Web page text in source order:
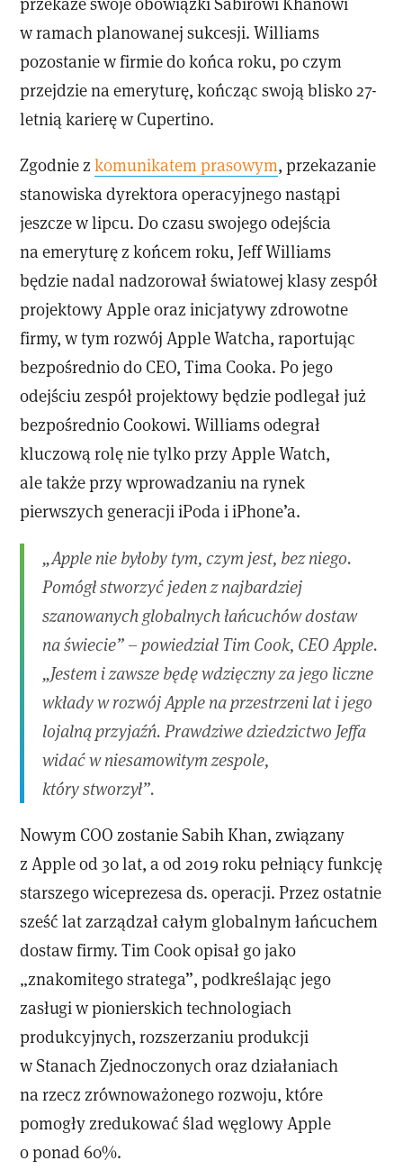
w ramach planowanej sukcesji. Williams
pozostanie w firmie do końca roku, po czym
przejdzie na emeryturę, kończąc swoją blisko 27-
letnią karierę w Cupertino.
Zgodnie zkomunikatem prasowym, przekazanie
stanowiska dyrektora operacyjnego nastąpi
jeszcze w lipcu. Do czasu swojego odejścia
na emeryturę z końcem roku, Jeff Williams
będzie nadal nadzorował światowej klasy zespół
projektowy Apple oraz inicjatywy zdrowotne
firmy, w tym rozwój Apple Watcha, raportując
bezpośrednio do CEO, Tima Cooka. Po jego
odejściu zespół projektowy będzie podlegał już
bezpośrednio Cookowi. Williams odegrał
kluczową rolę nie tylko przy Apple Watch,
ale także przy wprowadzaniu na rynek
pierwszych generacji iPoda i iPhone’a.
„Apple nie byłoby tym, czym jest, bez niego.
Pomógł stworzyć jeden z najbardziej
szanowanych globalnych łańcuchów dostaw
na świecie” – powiedział Tim Cook, CEO Apple.
„Jestem i zawsze będę wdzięczny za jego liczne
wkłady w rozwój Apple na przestrzeni lat i jego
lojalną przyjaźń. Prawdziwe dziedzictwo Jeffa
widać w niesamowitym zespole,
który stworzył”.
Nowym COO zostanie Sabih Khan, związany
z Apple od 30 lat, a od 2019 roku pełniący funkcję
starszego wiceprezesa ds. operacji. Przez ostatnie
sześć lat zarządzał całym globalnym łańcuchem
dostaw firmy. Tim Cook opisał go jako
„znakomitego stratega”, podkreślając jego
zasługi w pionierskich technologiach
produkcyjnych, rozszerzaniu produkcji
w Stanach Zjednoczonych oraz działaniach
na rzecz zrównoważonego rozwoju, które
pomogły zredukować ślad węglowy Apple
o ponad 60%.